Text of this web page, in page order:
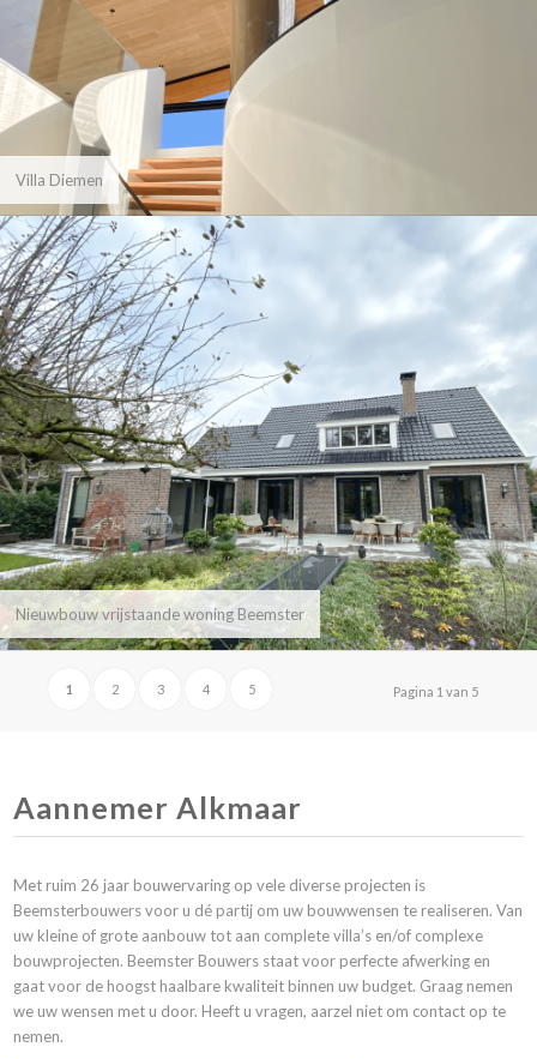
Villa Diemen
Nieuwbouw vrijstaande woning Beemster
Pagina 1 van 5
1 2 3 4 5
Aannemer Alkmaar
Met ruim 26 jaar bouwervaring op vele diverse projecten is
Beemsterbouwers voor u dé partij om uw bouwwensen te realiseren. Van
uw kleine of grote aanbouw tot aan complete villa’s en/of complexe
bouwprojecten. Beemster Bouwers staat voor perfecte afwerking en
gaat voor de hoogst haalbare kwaliteit binnen uw budget. Graag nemen
we uw wensen met u door. Heeft u vragen, aarzel niet om contact op te
nemen.